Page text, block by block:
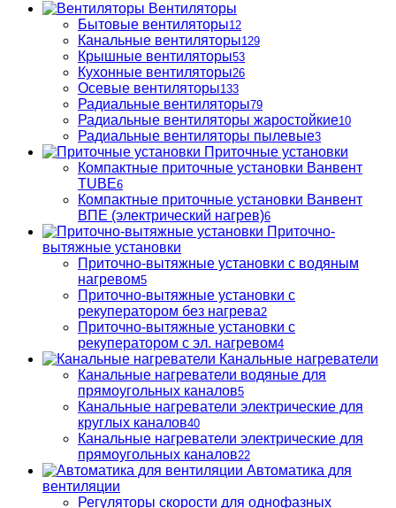
Вентиляторы
Бытовые вентиляторы12
Канальные вентиляторы129
Крышные вентиляторы53
Кухонные вентиляторы26
Осевые вентиляторы133
Радиальные вентиляторы79
Радиальные вентиляторы жаростойкие10
Радиальные вентиляторы пылевые3
Приточные установки
Компактные приточные установки Ванвент
TUBE6
Компактные приточные установки Ванвент
ВПЕ (электрический нагрев)6
Приточно-
вытяжные установки
Приточно-вытяжные установки с водяным
нагревом5
Приточно-вытяжные установки с
рекуператором без нагрева2
Приточно-вытяжные установки с
рекуператором с эл. нагревом4
Канальные нагреватели
Канальные нагреватели водяные для
прямоугольных каналов5
Канальные нагреватели электрические для
круглых каналов40
Канальные нагреватели электрические для
прямоугольных каналов22
Автоматика для
вентиляции
Регуляторы скорости для однофазных